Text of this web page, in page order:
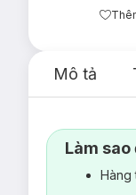
Mô tả
Làm
Hàng